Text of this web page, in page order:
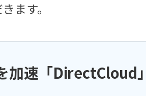
ます。
加速「DirectCloud」